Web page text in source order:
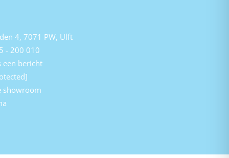
4, 7071 PW, Ulft
- 200 010
een bericht
showroom